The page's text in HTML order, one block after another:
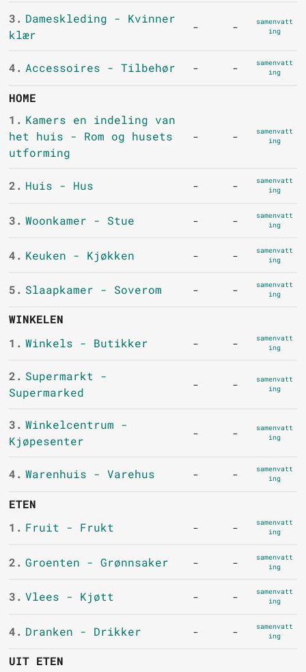
3. Dameskleding - Kvinner
klær
- -
samenvatt
ing
4. Accessoires - Tilbehør - -
samenvatt
ing
HOME
1. Kamers en indeling van
het huis - Rom og husets
utforming
- -
samenvatt
ing
2. Huis - Hus - -
samenvatt
ing
3. Woonkamer - Stue - -
samenvatt
ing
4. Keuken - Kjøkken - -
samenvatt
ing
5. Slaapkamer - Soverom - -
samenvatt
ing
WINKELEN
1. Winkels - Butikker - -
samenvatt
ing
2. Supermarkt -
Supermarked
- -
samenvatt
ing
3. Winkelcentrum -
Kjøpesenter
- -
samenvatt
ing
4. Warenhuis - Varehus - -
samenvatt
ing
ETEN
1. Fruit - Frukt - -
samenvatt
ing
2. Groenten - Grønnsaker - -
samenvatt
ing
3. Vlees - Kjøtt - -
samenvatt
ing
4. Dranken - Drikker - -
samenvatt
ing
UIT ETEN